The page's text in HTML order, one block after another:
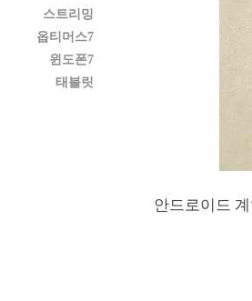
안드로이드
스트리밍
옵티머스7
윈도폰7
태블릿